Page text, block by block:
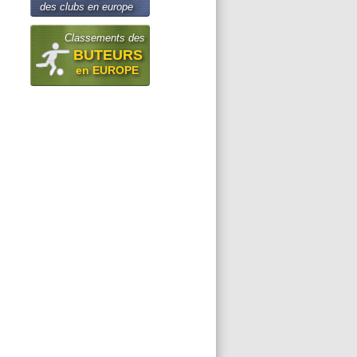
des clubs en europe
Classements des
BUTEURS
en EUROPE